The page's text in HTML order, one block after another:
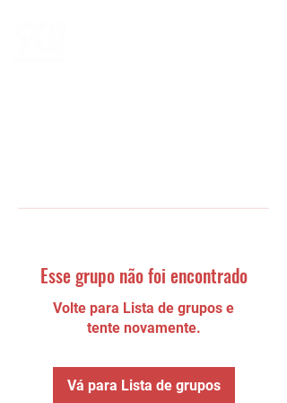
Esse grupo não foi encontrado
Volte para Lista de grupos e
tente novamente.
Vá para Lista de grupos